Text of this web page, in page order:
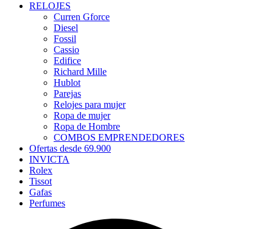
RELOJES
Curren Gforce
Diesel
Fossil
Cassio
Edifice
Richard Mille
Hublot
Parejas
Relojes para mujer
Ropa de mujer
Ropa de Hombre
COMBOS EMPRENDEDORES
Ofertas desde 69.900
INVICTA
Rolex
Tissot
Gafas
Perfumes